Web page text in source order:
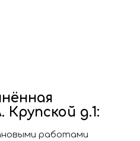
д.1:
работами